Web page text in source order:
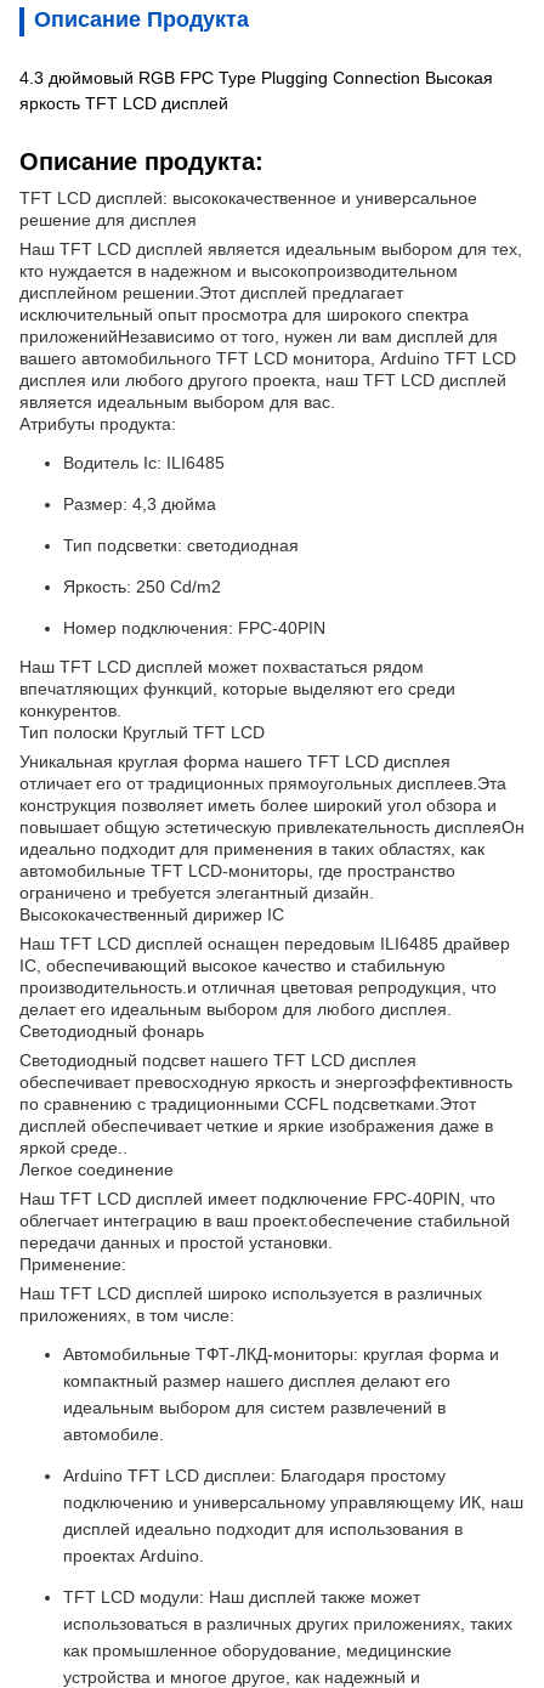
Описание Продукта
4.3 дюймовый RGB FPC Type Plugging Connection Высокая
яркость TFT LCD дисплей
Описание продукта:
TFT LCD дисплей: высококачественное и универсальное
решение для дисплея
Наш TFT LCD дисплей является идеальным выбором для тех,
кто нуждается в надежном и высокопроизводительном
дисплейном решении.Этот дисплей предлагает
исключительный опыт просмотра для широкого спектра
приложенийНезависимо от того, нужен ли вам дисплей для
вашего автомобильного TFT LCD монитора, Arduino TFT LCD
дисплея или любого другого проекта, наш TFT LCD дисплей
является идеальным выбором для вас.
Атрибуты продукта:
Водитель Ic: ILI6485
Размер: 4,3 дюйма
Тип подсветки: светодиодная
Яркость: 250 Cd/m2
Номер подключения: FPC-40PIN
Наш TFT LCD дисплей может похвастаться рядом
впечатляющих функций, которые выделяют его среди
конкурентов.
Тип полоски Круглый TFT LCD
Уникальная круглая форма нашего TFT LCD дисплея
отличает его от традиционных прямоугольных дисплеев.Эта
конструкция позволяет иметь более широкий угол обзора и
повышает общую эстетическую привлекательность дисплеяОн
идеально подходит для применения в таких областях, как
автомобильные TFT LCD-мониторы, где пространство
ограничено и требуется элегантный дизайн.
Высококачественный дирижер IC
Наш TFT LCD дисплей оснащен передовым ILI6485 драйвер
IC, обеспечивающий высокое качество и стабильную
производительность.и отличная цветовая репродукция, что
делает его идеальным выбором для любого дисплея.
Светодиодный фонарь
Светодиодный подсвет нашего TFT LCD дисплея
обеспечивает превосходную яркость и энергоэффективность
по сравнению с традиционными CCFL подсветками.Этот
дисплей обеспечивает четкие и яркие изображения даже в
яркой среде..
Легкое соединение
Наш TFT LCD дисплей имеет подключение FPC-40PIN, что
облегчает интеграцию в ваш проект.обеспечение стабильной
передачи данных и простой установки.
Применение:
Наш TFT LCD дисплей широко используется в различных
приложениях, в том числе:
Автомобильные ТФТ-ЛКД-мониторы: круглая форма и
компактный размер нашего дисплея делают его
идеальным выбором для систем развлечений в
автомобиле.
Arduino TFT LCD дисплеи: Благодаря простому
подключению и универсальному управляющему ИК, наш
дисплей идеально подходит для использования в
проектах Arduino.
TFT LCD модули: Наш дисплей также может
использоваться в различных других приложениях, таких
как промышленное оборудование, медицинские
устройства и многое другое, как надежный и